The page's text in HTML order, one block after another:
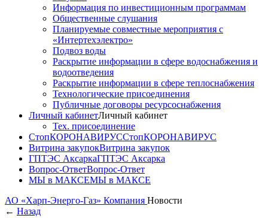
Информация по инвестиционным программам
Общественные слушания
Планируемые совместные мероприятия с
«Интертехэлектро»
Подвоз воды
Раскрытие информации в сфере водоснабжения и
водоотведения
Раскрытие информации в сфере теплоснабжения
Технологические присоединения
Публичные договоры ресурсоснабжения
Личный кабинетЛичный кабинет
Тех. присоединение
СтопКОРОНАВИРУССтопКОРОНАВИРУС
Витрина закупокВитрина закупок
ГПТЭС АксаркаГПТЭС Аксарка
Вопрос-ОтветВопрос-Ответ
МЫ в МАКСЕМЫ в МАКСЕ
АО «Харп-Энерго-Газ» Компания Новости
← Назад